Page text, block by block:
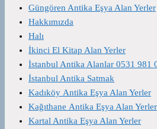
Güngören Antika Eşya Alan Yerler
Hakkımızda
Halı
İkinci El Kitap Alan Yerler
İstanbul Antika Alanlar 0531 981
İstanbul Antika Satmak
Kadıköy Antika Eşya Alan Yerler
Kağıthane Antika Eşya Alan Yerler
Kartal Antika Eşya Alan Yerler